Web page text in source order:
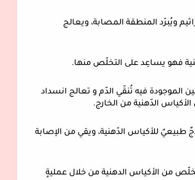
فهو يساعِد على التخلّص منها.
الدّهنية من الخارج.